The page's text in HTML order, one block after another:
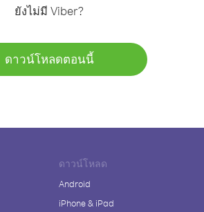
ยังไม่มี Viber?
ดาวน์โหลดตอนนี้
ดาวน์โหลด
Android
iPhone & iPad